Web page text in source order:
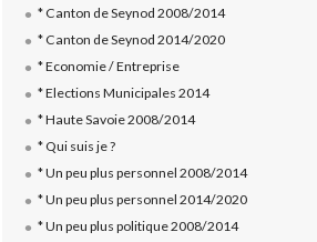
* Canton de Seynod 2008/2014
* Canton de Seynod 2014/2020
* Economie / Entreprise
* Elections Municipales 2014
* Haute Savoie 2008/2014
* Qui suis je ?
* Un peu plus personnel 2008/2014
* Un peu plus personnel 2014/2020
* Un peu plus politique 2008/2014